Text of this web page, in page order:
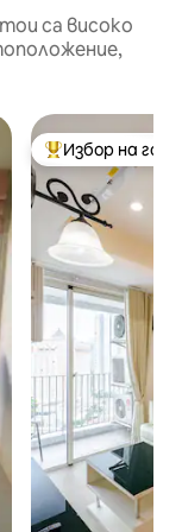
са високо
Най-популярен
Избор на